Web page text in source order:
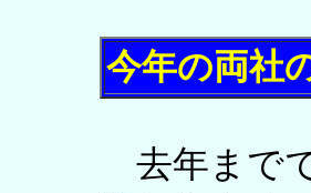
今年の両社
去年まで